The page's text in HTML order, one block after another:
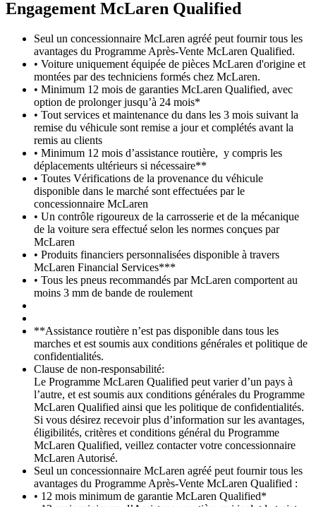
Engagement McLaren Qualified
Seul un concessionnaire McLaren agréé peut fournir tous les
avantages du Programme Après-Vente McLaren Qualified.
• Voiture uniquement équipée de pièces McLaren d'origine et
montées par des techniciens formés chez McLaren.
• Minimum 12 mois de garanties McLaren Qualified, avec
option de prolonger jusqu’à 24 mois*
• Tout services et maintenance du dans les 3 mois suivant la
remise du véhicule sont remise a jour et complétés avant la
remis au clients
• Minimum 12 mois d’assistance routière, y compris les
déplacements ultérieurs si nécessaire**
• Toutes Vérifications de la provenance du véhicule
disponible dans le marché sont effectuées par le
concessionnaire McLaren
• Un contrôle rigoureux de la carrosserie et de la mécanique
de la voiture sera effectué selon les normes conçues par
McLaren
• Produits financiers personnalisées disponible à travers
McLaren Financial Services***
• Tous les pneus recommandés par McLaren comportent au
moins 3 mm de bande de roulement
**Assistance routière n’est pas disponible dans tous les
marches et est soumis aux conditions générales et politique de
confidentialités.
Clause de non-responsabilité:
Le Programme McLaren Qualified peut varier d’un pays à
l’autre, et est soumis aux conditions générales du Programme
McLaren Qualified ainsi que les politique de confidentialités.
Si vous désirez recevoir plus d’information sur les avantages,
éligibilités, critères et conditions général du Programme
McLaren Qualified, veillez contacter votre concessionnaire
McLaren Autorisé.
Seul un concessionnaire McLaren agréé peut fournir tous les
avantages du Programme Après-Vente McLaren Qualified :
• 12 mois minimum de garantie McLaren Qualified*